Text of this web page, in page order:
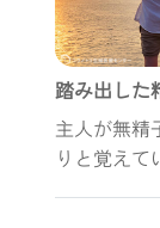
踏み出した
主人が無精
りと覚え